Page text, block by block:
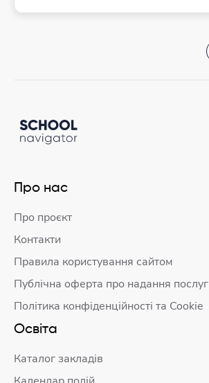
Про нас
Про проєкт
Контакти
Правила користування сайтом
Публічна оферта про надання послуг
Політика конфіденційності та Cookie
Освіта
Каталог закладів